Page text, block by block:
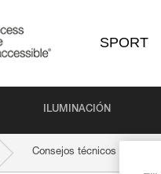
SPORT
ILUMINACIÓN
Consejos técnicos por